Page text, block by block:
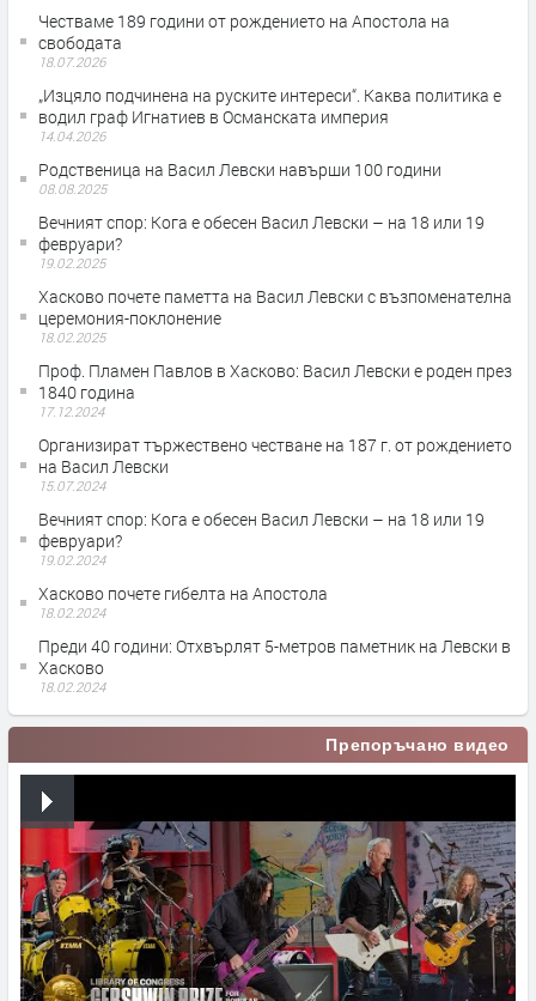
Честваме 189 години от рождението на Апостола на
свободата
18.07.2026
„Изцяло подчинена на руските интереси“. Каква политика е
водил граф Игнатиев в Османската империя
14.04.2026
Родственица на Васил Левски навърши 100 години
08.08.2025
Вечният спор: Кога е обесен Васил Левски – на 18 или 19
февруари?
19.02.2025
Хасково почете паметта на Васил Левски с възпоменателна
церемония-поклонение
18.02.2025
Проф. Пламен Павлов в Хасково: Васил Левски е роден през
1840 година
17.12.2024
Организират тържествено честване на 187 г. от рождението
на Васил Левски
15.07.2024
Вечният спор: Кога е обесен Васил Левски – на 18 или 19
февруари?
19.02.2024
Хасково почете гибелта на Апостола
18.02.2024
Преди 40 години: Отхвърлят 5-метров паметник на Левски в
Хасково
18.02.2024
Препоръчано видео